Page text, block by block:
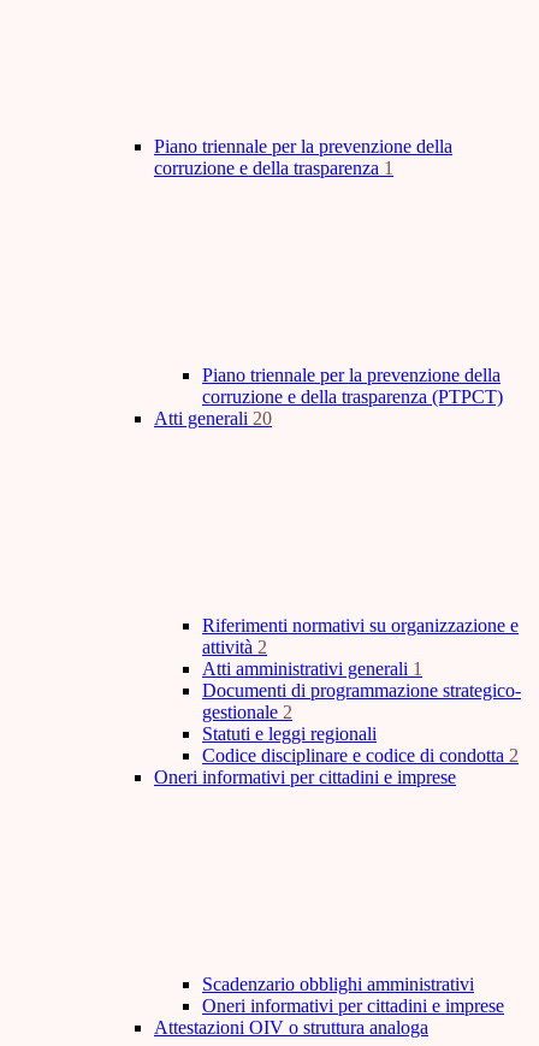
Piano triennale per la prevenzione della
corruzione e della trasparenza 1
Piano triennale per la prevenzione della
corruzione e della trasparenza (PTPCT)
Atti generali 20
Riferimenti normativi su organizzazione e
attività 2
Atti amministrativi generali 1
Documenti di programmazione strategico-
gestionale 2
Statuti e leggi regionali
Codice disciplinare e codice di condotta 2
Oneri informativi per cittadini e imprese
Scadenzario obblighi amministrativi
Oneri informativi per cittadini e imprese
Attestazioni OIV o struttura analoga